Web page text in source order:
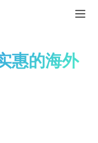
惠的海外